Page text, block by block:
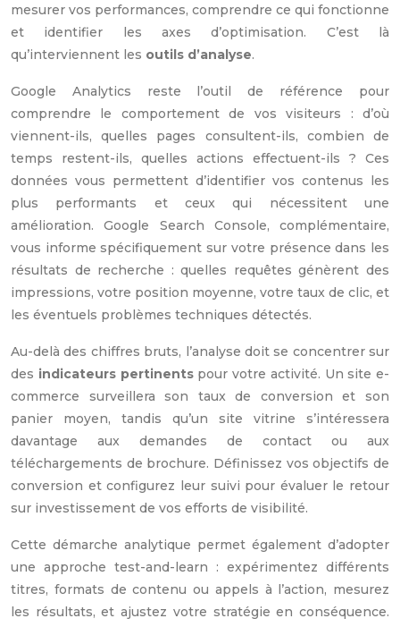
mesurer vos performances, comprendre ce qui fonctionne
et identifier les axes d’optimisation. C’est là
qu’interviennent les outils d’analyse.
Google Analytics reste l’outil de référence pour
comprendre le comportement de vos visiteurs : d’où
viennent-ils, quelles pages consultent-ils, combien de
temps restent-ils, quelles actions effectuent-ils ? Ces
données vous permettent d’identifier vos contenus les
plus performants et ceux qui nécessitent une
amélioration. Google Search Console, complémentaire,
vous informe spécifiquement sur votre présence dans les
résultats de recherche : quelles requêtes génèrent des
impressions, votre position moyenne, votre taux de clic, et
les éventuels problèmes techniques détectés.
Au-delà des chiffres bruts, l’analyse doit se concentrer sur
des indicateurs pertinentspour votre activité. Un site e-
commerce surveillera son taux de conversion et son
panier moyen, tandis qu’un site vitrine s’intéressera
davantage aux demandes de contact ou aux
téléchargements de brochure. Définissez vos objectifs de
conversion et configurez leur suivi pour évaluer le retour
sur investissement de vos efforts de visibilité.
Cette démarche analytique permet également d’adopter
une approche test-and-learn : expérimentez différents
titres, formats de contenu ou appels à l’action, mesurez
les résultats, et ajustez votre stratégie en conséquence.